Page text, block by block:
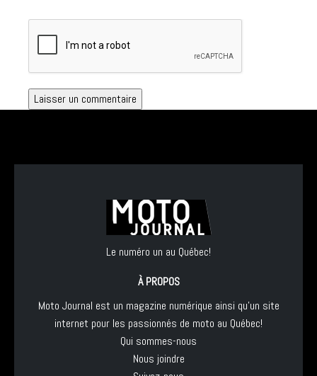
Le numéro un au Québec!
À PROPOS
Moto Journal est un magazine numérique ainsi qu'un site
internet pour les passionnés de moto au Québec!
Qui sommes-nous
Nous joindre